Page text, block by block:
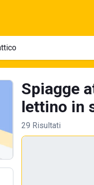
Spiagge
lettino in
29 Risultati